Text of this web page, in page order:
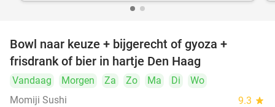
Bowl naar keuze + bijgerecht of gyoza +
frisdrank of bier in hartje Den Haag
Vandaag Morgen Za Zo Ma Di
Wo
Momiji Sushi
9.3 star